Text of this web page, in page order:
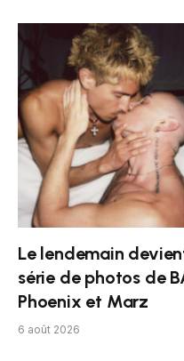
Le lendemain
série de photos de
Phoenix et Marz
6 août 2026